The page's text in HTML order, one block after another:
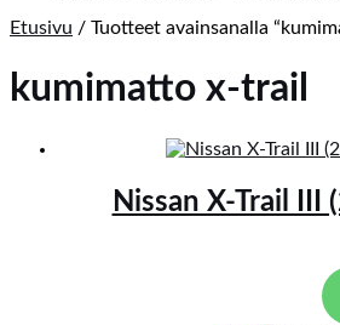
Etusivu / Tuotteet avainsanalla
kumimatto x-trail
Nissan X-Trail